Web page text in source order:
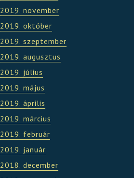
2019. november
2019. október
2019. szeptember
2019. augusztus
2019. július
2019. május
2019. április
2019. március
2019. február
2019. január
2018. december